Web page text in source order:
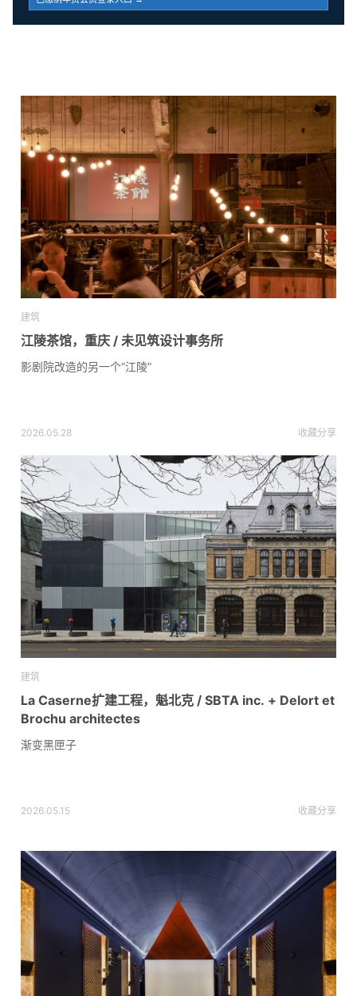
建筑
江陵茶馆，重庆 / 未见筑设计事务所
影剧院改造的另一个“江陵”
2026.05.28 收藏分享
建筑
La Caserne扩建工程，魁北克 / SBTA inc. + Delort et
Brochu architectes
渐变黑匣子
2026.05.15 收藏分享